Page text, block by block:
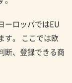
ーロッパではEU
す。 ここでは欧
断、登録できる商